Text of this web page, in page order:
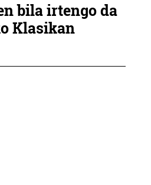
bila irtengo da
Klasikan